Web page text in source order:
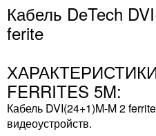
Кабель DeTech
ferite
ХАРАКТЕРИСТИКИ
FERRITES 5M:
Кабель DVI(24+1)M-M 2
видеоустройств.